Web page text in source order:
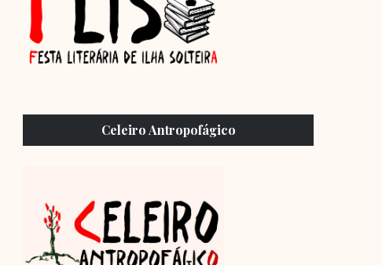
Celeiro Antropofágico